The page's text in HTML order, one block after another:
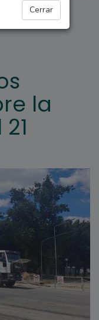
Cerrar
la